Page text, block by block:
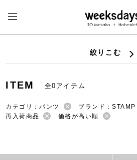
絞りこむ
ITEM 全0アイテム
カテゴリ：パンツ
ブランド：
再入荷商品
価格が高い順